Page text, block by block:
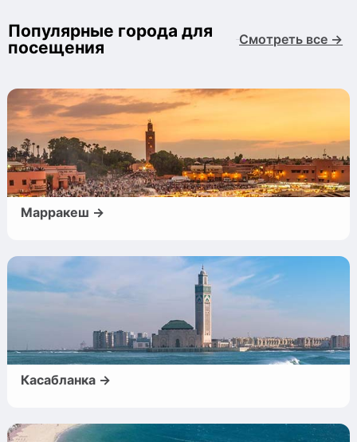
Популярные города для
посещения
Смотреть все →
Марракеш →
Касабланка →